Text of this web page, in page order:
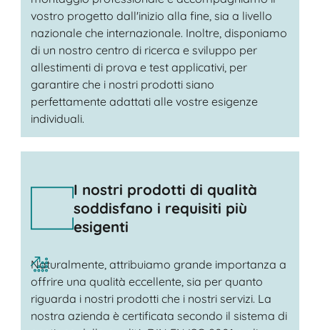
vostro progetto dall'inizio alla fine, sia a livello
nazionale che internazionale. Inoltre, disponiamo
di un nostro centro di ricerca e sviluppo per
allestimenti di prova e test applicativi, per
garantire che i nostri prodotti siano
perfettamente adattati alle vostre esigenze
individuali.
I nostri prodotti di qualità
soddisfano i requisiti più
esigenti
Naturalmente, attribuiamo grande importanza a
offrire una qualità eccellente, sia per quanto
riguarda i nostri prodotti che i nostri servizi. La
nostra azienda è certificata secondo il sistema di